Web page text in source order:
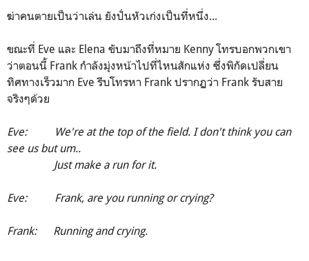
ฆ่าคนตายเป็นว่าเล่น ยังปั่นหัวเก่งเป็นที่หนึ่ง...
ขณะที่ Eve และ Elena ขับมาถึงที่หมาย Kenny โทรบอกพวกเขา
ว่าตอนนี้ Frank กำลังมุ่งหน้าไปที่ไหนสักแห่ง ซึ่งพิกัดเปลี่ยน
ทิศทางเร็วมาก Eve รีบโทรหา Frank ปรากฏว่า Frank รับสาย
จริงๆด้วย
Eve: We're at the top of the field. I don't think you can
see us but um..
Just make a run for it.
Eve: Frank, are you running or crying?
Frank: Running and crying.